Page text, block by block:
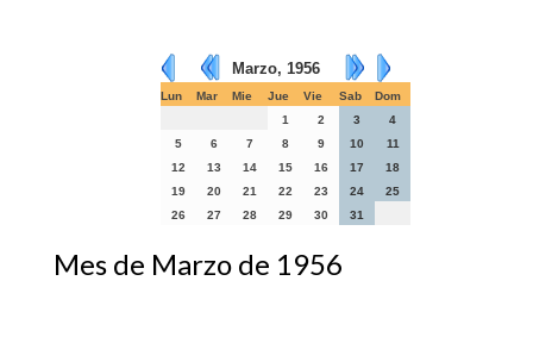
Marzo, 1956
Lun Mar Mie Jue Vie Sab
Dom
1
2 3
4
5
6 7 8 9 10
11
12
13 14 15 16 17
18
19
20 21 22 23 24
25
26
27 28 29 30 31
Mes de Marzo de 1956